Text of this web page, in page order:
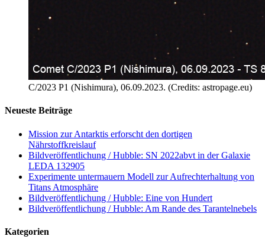
C/2023 P1 (Nishimura), 06.09.2023. (Credits: astropage.eu)
Neueste Beiträge
Mission zur Antarktis erforscht den dortigen
Nährstoffkreislauf
Bildveröffentlichung / Hubble: SN 2022abvt in der Galaxie
LEDA 132905
Experimente untermauern Modell zur Aufrechterhaltung von
Titans Atmosphäre
Bildveröffentlichung / Hubble: Eine von Hundert
Bildveröffentlichung / Hubble: Am Rande des Tarantelnebels
Kategorien